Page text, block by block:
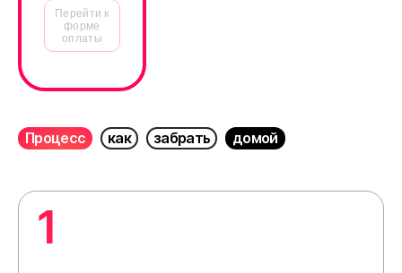
Перейти к
форме
оплаты
Процесс как забрать домой
1